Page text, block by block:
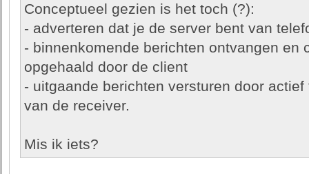
Conceptueel gezien is het toch (?):
- adverteren dat je de server bent van
- binnenkomende berichten ontvangen en
opgehaald door de client
- uitgaande berichten versturen door
van de receiver.
Mis ik iets?